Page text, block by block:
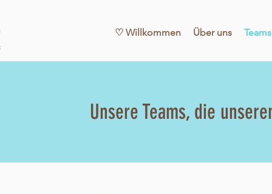
♡ Willkommen Über uns Teams
Unsere Teams, die